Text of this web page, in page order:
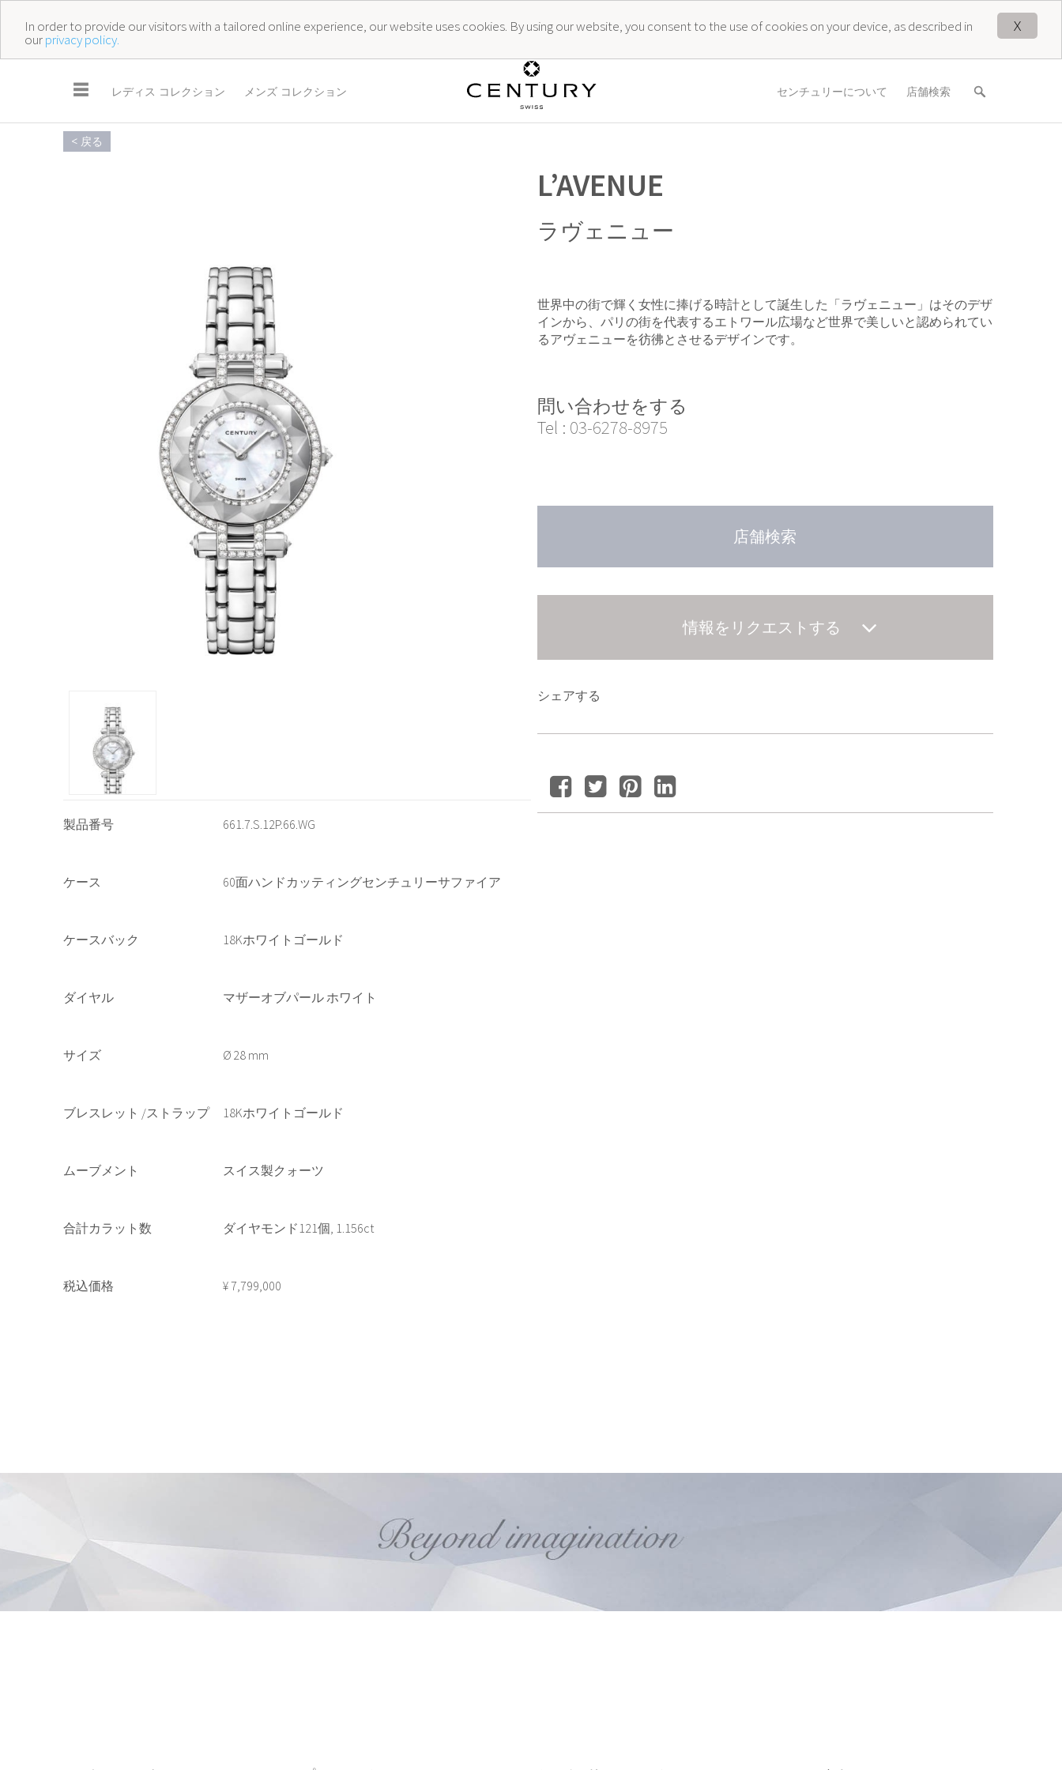
X
In order to provide our visitors with a tailored online experience, our website uses cookies. By using our website, you consent to the use of cookies on your device, as described in
ourprivacy policy.
☰ レディス コレクション メンズ コレクション センチュリーについて 店舗検索
< 戻る
製品番号 661.7.S.12P.66.WG
ケース 60面ハンドカッティングセンチュリーサファイア
ケースバック 18Kホワイトゴールド
ダイヤル マザーオブパール ホワイト
サイズ 28 mm
ブレスレット /ストラップ 18Kホワイトゴールド
ムーブメント スイス製クォーツ
合計カラット数 ダイヤモンド121個, 1.156ct
税込価格 ¥ 7,799,000
L’AVENUE
ラヴェニュー
世界中の街で輝く女性に捧げる時計として誕生した「ラヴェニュー」はそのデザ
インから、パリの街を代表するエトワール広場など世界で美しいと認められてい
るアヴェニューを彷彿とさせるデザインです。
問い合わせをする
Tel : 03-6278-8975
店舗検索
情報をリクエストする
シェアする